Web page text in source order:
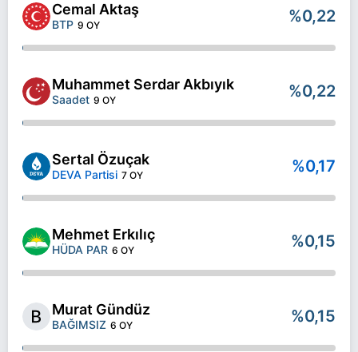
Cemal Aktaş
BTP 9 OY %0,22
Muhammet Serdar Akbıyık
Saadet 9 OY %0,22
Sertal Özuçak
DEVA Partisi 7 OY %0,17
Mehmet Erkılıç
HÜDA PAR 6 OY %0,15
Murat Gündüz
BAĞIMSIZ 6 OY %0,15